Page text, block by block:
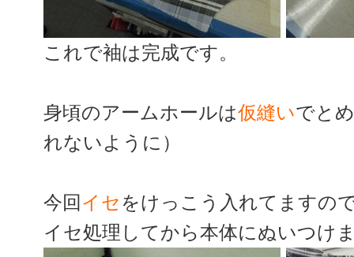
これで袖は完成です。
身頃のアームホールは仮縫いでと
れないように）
今回イセをけっこう入れてますの
イセ処理してから本体にぬいつけ